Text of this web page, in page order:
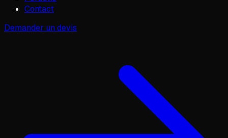
Contact
Demander un devis